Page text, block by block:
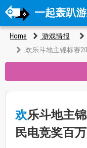
一起轰趴
Home 游戏情报
欢乐斗地主锦标赛
欢乐斗地主锦标赛2021赛事升级 全
民电竞奖百万